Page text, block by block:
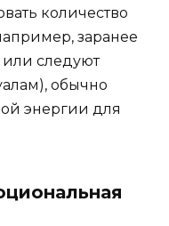
количество
заранее
следуют
обычно
энергии для